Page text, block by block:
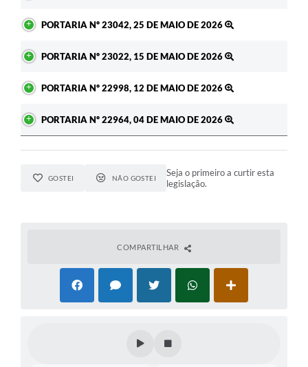
PORTARIA Nº 23042, 25 DE MAIO DE 2026
PORTARIA Nº 23022, 15 DE MAIO DE 2026
PORTARIA Nº 22998, 12 DE MAIO DE 2026
PORTARIA Nº 22964, 04 DE MAIO DE 2026
GOSTEI NÃO GOSTEI
Seja o primeiro a curtir esta
legislação.
COMPARTILHAR